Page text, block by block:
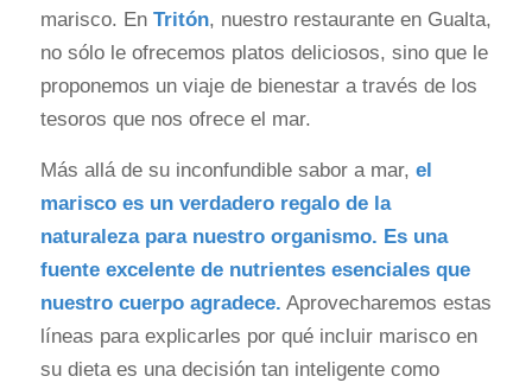
marisco. En Tritón, nuestro restaurante en Gualta,
no sólo le ofrecemos platos deliciosos, sino que le
proponemos un viaje de bienestar a través de los
tesoros que nos ofrece el mar.
Más allá de su inconfundible sabor a mar, el
marisco es un verdadero regalo de la
naturaleza para nuestro organismo. Es una
fuente excelente de nutrientes esenciales que
nuestro cuerpo agradece. Aprovecharemos estas
líneas para explicarles por qué incluir marisco en
su dieta es una decisión tan inteligente como